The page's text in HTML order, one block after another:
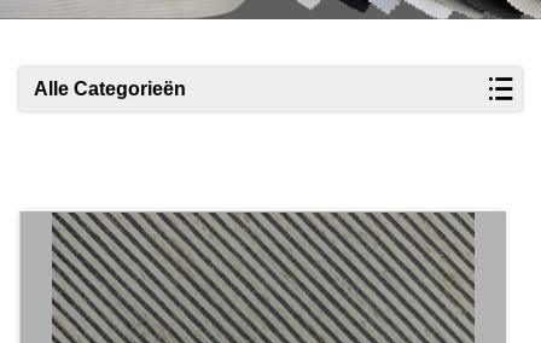
Alle Categorieën